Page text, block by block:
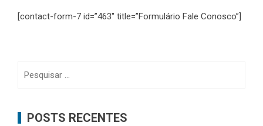
[contact-form-7 id=”463″ title=”Formulário Fale Conosco”]
POSTS RECENTES